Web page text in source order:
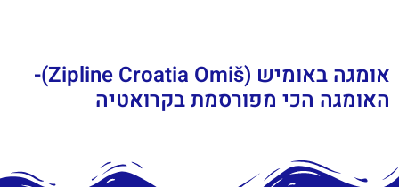
אומגה באומיש (Zipline Croatia Omiš)-
האומגה הכי מפורסמת בקרואטיה